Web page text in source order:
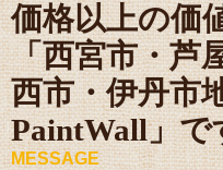
価格以上の価
「西宮市・芦
西市・伊丹市
PaintWall」で
MESSAGE